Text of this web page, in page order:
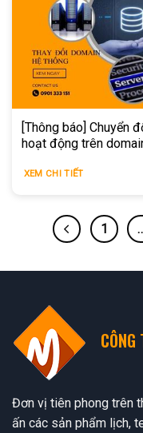
[Thông báo] Chuyển
hoạt động trên
XEM CHI TIẾT
1
CÔNG
Đơn vị tiên phong trên
ấn các sản phẩm lịch,